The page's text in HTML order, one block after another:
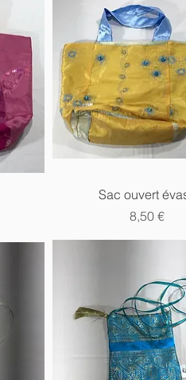
Aperçu rapide
Sac ouvert
Prix
8,50 €